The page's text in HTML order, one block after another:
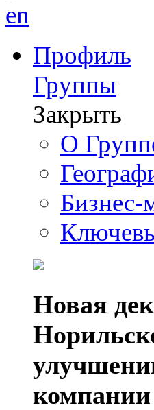
en
Профиль
Группы
Закрыть
О
Бизнес-
Новая
компании